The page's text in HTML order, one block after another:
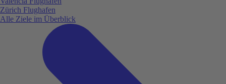
Zürich Flughafen
Alle Ziele im Überblick